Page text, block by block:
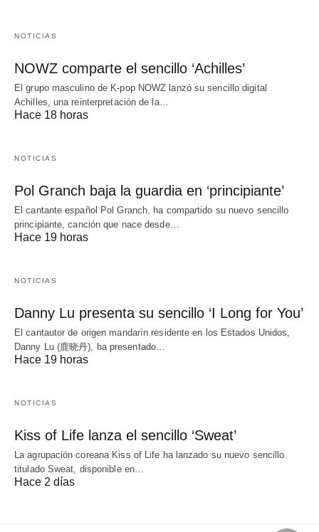
NOTICIAS
NOWZ comparte el sencillo ‘Achilles’
El grupo masculino de K-pop NOWZ lanzó su sencillo digital
Achilles, una reinterpretación de la…
Hace 18 horas
NOTICIAS
Pol Granch baja la guardia en ‘principiante’
El cantante español Pol Granch, ha compartido su nuevo sencillo
principiante, canción que nace desde…
Hace 19 horas
NOTICIAS
Danny Lu presenta su sencillo ‘I Long for You’
El cantautor de origen mandarín residente en los Estados Unidos,
Danny Lu (鹿晓丹), ha presentado…
Hace 19 horas
NOTICIAS
Kiss of Life lanza el sencillo ‘Sweat’
La agrupación coreana Kiss of Life ha lanzado su nuevo sencillo
titulado Sweat, disponible en…
Hace 2 días